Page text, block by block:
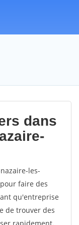
dans
les-
faire des
qu'entreprise
de trouver des